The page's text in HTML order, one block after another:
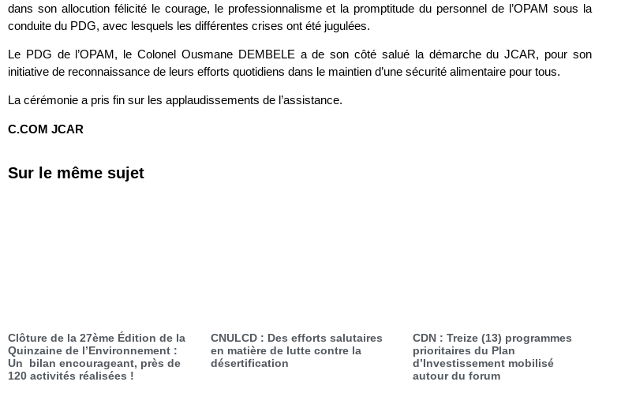
dans son allocution félicité le courage, le professionnalisme et la promptitude du personnel de l’OPAM sous la
conduite du PDG, avec lesquels les différentes crises ont été jugulées.
Le PDG de l’OPAM, le Colonel Ousmane DEMBELE a de son côté salué la démarche du JCAR, pour son
initiative de reconnaissance de leurs efforts quotidiens dans le maintien d’une sécurité alimentaire pour tous.
La cérémonie a pris fin sur les applaudissements de l’assistance.
C.COM JCAR
Sur le même sujet
Clôture de la 27ème Édition de la
Quinzaine de l’Environnement :
Un bilan encourageant, près de
120 activités réalisées !
CNULCD : Des efforts salutaires
en matière de lutte contre la
désertification
CDN : Treize (13) programmes
prioritaires du Plan
d’Investissement mobilisé
autour du forum